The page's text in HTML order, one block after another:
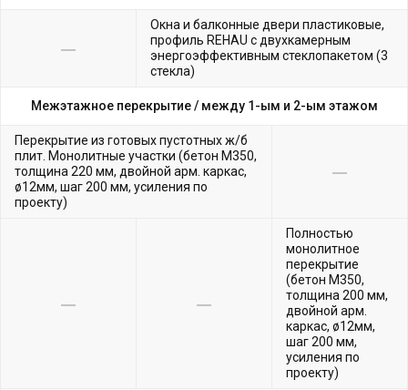
Окна и балконные двери пластиковые,
профиль REHAU с двухкамерным
энергоэффективным стеклопакетом (3
стекла)
Межэтажное перекрытие / между 1-ым и 2-ым этажом
Перекрытие из готовых пустотных ж/б
плит. Монолитные участки (бетон М350,
толщина 220 мм, двойной арм. каркас,
ø12мм, шаг 200 мм, усиления по
проекту)
Полностью
монолитное
перекрытие
(бетон М350,
толщина 200 мм,
двойной арм.
каркас, ø12мм,
шаг 200 мм,
усиления по
проекту)